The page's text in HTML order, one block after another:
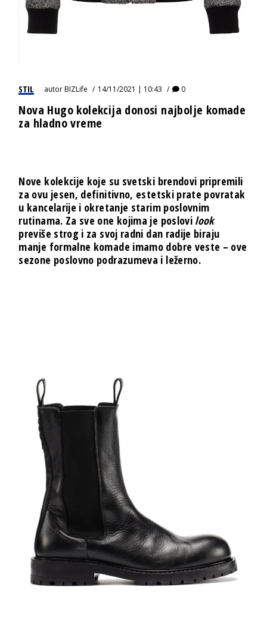
STIL autorBIZLife 14/11/2021 | 10:43 0
Nova Hugo kolekcija donosi najbolje komade
za hladno vreme
Nove kolekcije koje su svetski brendovi pripremili
za ovu jesen, definitivno, estetski prate povratak
u kancelarije i okretanje starim poslovnim
rutinama. Za sve one kojima je poslovi look
previše strog i za svoj radni dan radije biraju
manje formalne komade imamo dobre veste – ove
sezone poslovno podrazumeva i ležerno.